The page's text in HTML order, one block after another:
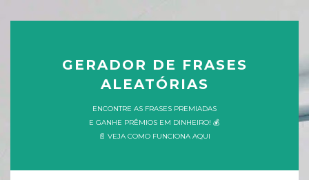
GERADOR DE FRASES
ALEATÓRIAS
ENCONTRE AS FRASES PREMIADAS
E GANHE PRÊMIOS EM DINHEIRO! 💰
📄 VEJA COMO FUNCIONA AQUI